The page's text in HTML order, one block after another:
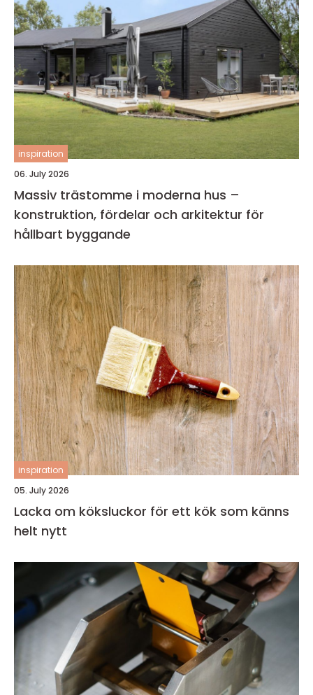
inspiration
06. July 2026
Massiv trästomme i moderna hus –
konstruktion, fördelar och arkitektur för
hållbart byggande
inspiration
05. July 2026
Lacka om köksluckor för ett kök som känns
helt nytt